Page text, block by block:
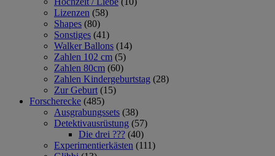
Lizenzen (58)
Shapes (80)
Sonstiges (41)
Walker Ballons (14)
Zahlen 102 cm (5)
Zahlen 80cm (60)
Zahlen Kindergeburtstag (28)
Zur Geburt (15)
Forscherecke (485)
Ausgrabungssets (38)
Detektivausrüstung (57)
Die drei ??? (40)
Experimentierkästen (111)